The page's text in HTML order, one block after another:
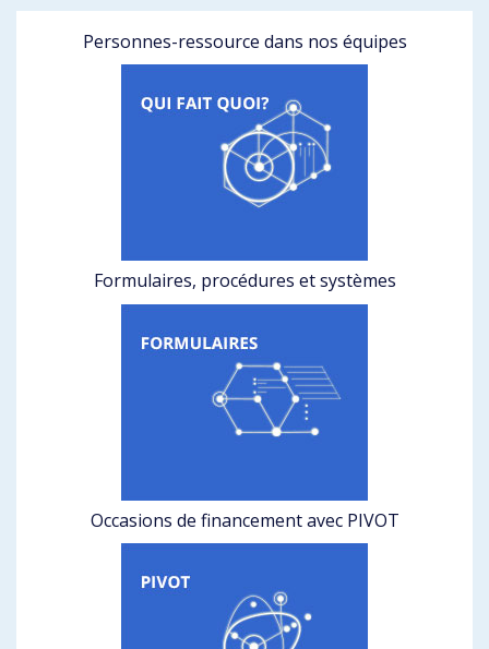
Personnes-ressource dans nos équipes
Formulaires, procédures et systèmes
Occasions de financement avec PIVOT